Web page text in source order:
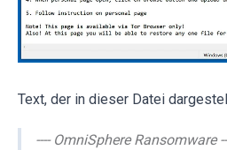
Text, der in dieser Datei
---- OmniSphere Ransomware